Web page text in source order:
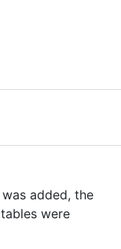
added, the
were